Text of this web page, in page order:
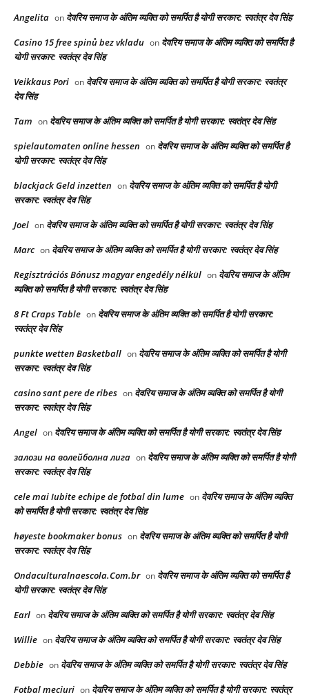
Angelita on देवरिय समाज के अंतिम व्यक्ति को समर्पित है योगी सरकार: स्वतंत्र देव सिंह
Casino 15 free spinů bez vkladu on देवरिय समाज के अंतिम व्यक्ति को समर्पित है
योगी सरकार: स्वतंत्र देव सिंह
Veikkaus Pori on देवरिय समाज के अंतिम व्यक्ति को समर्पित है योगी सरकार: स्वतंत्र
देव सिंह
Tam on देवरिय समाज के अंतिम व्यक्ति को समर्पित है योगी सरकार: स्वतंत्र देव सिंह
spielautomaten online hessen on देवरिय समाज के अंतिम व्यक्ति को समर्पित है
योगी सरकार: स्वतंत्र देव सिंह
blackjack Geld inzetten on देवरिय समाज के अंतिम व्यक्ति को समर्पित है योगी
सरकार: स्वतंत्र देव सिंह
Joel on देवरिय समाज के अंतिम व्यक्ति को समर्पित है योगी सरकार: स्वतंत्र देव सिंह
Marc on देवरिय समाज के अंतिम व्यक्ति को समर्पित है योगी सरकार: स्वतंत्र देव सिंह
Regisztrációs Bónusz magyar engedély nélkül on देवरिय समाज के अंतिम
व्यक्ति को समर्पित है योगी सरकार: स्वतंत्र देव सिंह
8 Ft Craps Table on देवरिय समाज के अंतिम व्यक्ति को समर्पित है योगी सरकार:
स्वतंत्र देव सिंह
punkte wetten Basketball on देवरिय समाज के अंतिम व्यक्ति को समर्पित है योगी
सरकार: स्वतंत्र देव सिंह
casino sant pere de ribes on देवरिय समाज के अंतिम व्यक्ति को समर्पित है योगी
सरकार: स्वतंत्र देव सिंह
Angel on देवरिय समाज के अंतिम व्यक्ति को समर्पित है योगी सरकार: स्वतंत्र देव सिंह
залози на волейболна лига on देवरिय समाज के अंतिम व्यक्ति को समर्पित है योगी
सरकार: स्वतंत्र देव सिंह
cele mai Iubite echipe de fotbal din lume on देवरिय समाज के अंतिम व्यक्ति
को समर्पित है योगी सरकार: स्वतंत्र देव सिंह
høyeste bookmaker bonus on देवरिय समाज के अंतिम व्यक्ति को समर्पित है योगी
सरकार: स्वतंत्र देव सिंह
Ondaculturalnaescola.Com.br on देवरिय समाज के अंतिम व्यक्ति को समर्पित है
योगी सरकार: स्वतंत्र देव सिंह
Earl on देवरिय समाज के अंतिम व्यक्ति को समर्पित है योगी सरकार: स्वतंत्र देव सिंह
Willie on देवरिय समाज के अंतिम व्यक्ति को समर्पित है योगी सरकार: स्वतंत्र देव सिंह
Debbie on देवरिय समाज के अंतिम व्यक्ति को समर्पित है योगी सरकार: स्वतंत्र देव सिंह
Fotbal meciuri on देवरिय समाज के अंतिम व्यक्ति को समर्पित है योगी सरकार: स्वतंत्र